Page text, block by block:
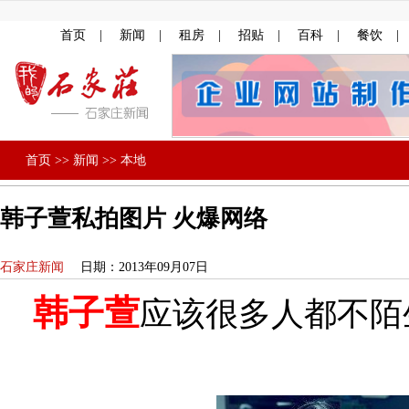
首页 新闻 租房 招贴 百科 餐饮
首页 >> 新闻 >> 本地
韩子萱私拍图片 火爆网络
石家庄新闻 日期：2013年09月07日
韩子萱应该很多人都不